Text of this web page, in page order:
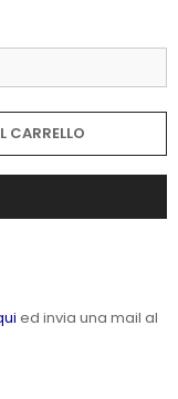
CARRELLO
ed invia una mail al